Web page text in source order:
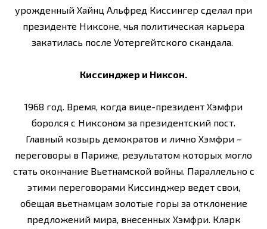
урожденный Хайнц Альфред Киссингер сделал при
президенте Никсоне, чья политическая карьера
закатилась после Уотергейтского скандала.
Киссинджер и Никсон.
1968 год. Время, когда вице-президент Хэмфри
боролся с Никсоном за президентский пост.
Главный козырь демократов и лично Хэмфри –
переговоры в Париже, результатом которых могло
стать окончание Вьетнамской войны. Параллельно с
этими переговорами Киссинджер ведет свои,
обещая вьетнамцам золотые горы за отклонение
предложений мира, внесенных Хэмфри. Кларк